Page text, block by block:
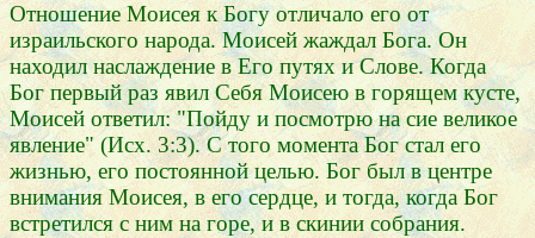
Отношение Моисея к Богу отличало его от
израильского народа. Моисей жаждал Бога. Он
находил наслаждение в Его путях и Слове. Когда
Бог первый раз явил Себя Моисею в горящем кусте,
Моисей ответил: "Пойду и посмотрю на сие великое
явление" (Исх. 3:3). С того момента Бог стал его
жизнью, его постоянной целью. Бог был в центре
внимания Моисея, в его сердце, и тогда, когда Бог
встретился с ним на горе, и в скинии собрания.